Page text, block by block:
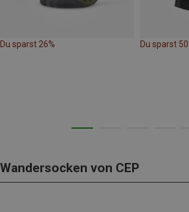
Du sparst 26% Du sparst
Wandersocken von CEP